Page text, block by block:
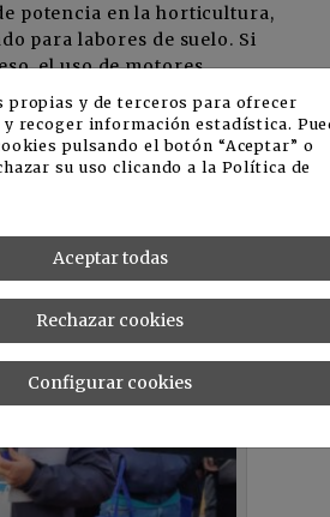
potencia en la horticultura,
para labores de suelo. Si
el uso de motores
la vuelta de la esquina. La
está en cambiar la técnica".
propias y de terceros para ofrecer
recoger información estadística.
pulsando el botón “Aceptar” o
su uso clicando a la Política de
Aceptar todas
Rechazar cookies
Configurar cookies